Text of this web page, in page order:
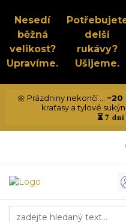
Nesedí
běžná
velikost?
Upravíme.
delší
rukávy?
Ušijeme.
🌼 Prázdniny nekončí ... −20
kraťasy a tylové
⏳7 dní